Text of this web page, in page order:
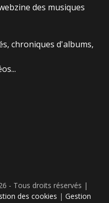
des musiques
chroniques d'albums,
- Tous droits réservés |
des cookies | Gestion